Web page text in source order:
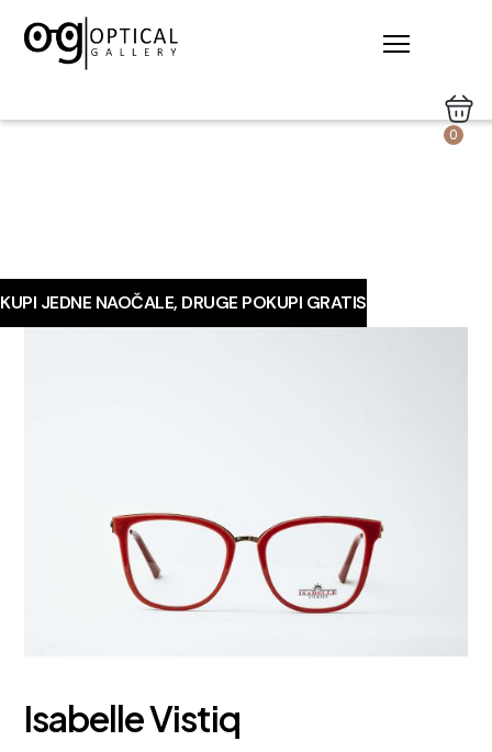
0
KUPI JEDNE NAOČALE, DRUGE POKUPI GRATIS
Isabelle Vistiq